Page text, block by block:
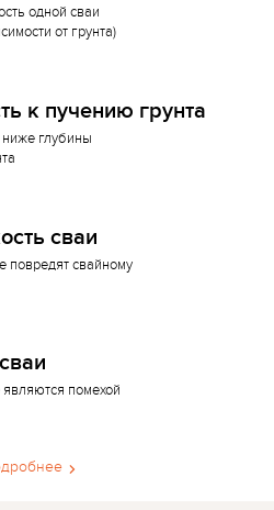
одной сваи
от грунта)
к пучению грунта
глубины
сваи
повредят свайному
помехой